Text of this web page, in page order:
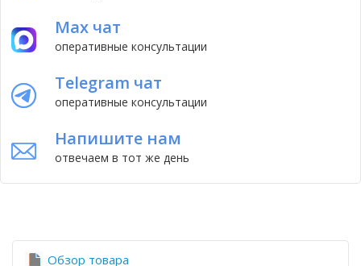
Max чат
оперативные консультации
Telegram чат
оперативные консультации
Напишите нам
отвечаем в тот же день
Обзор товара